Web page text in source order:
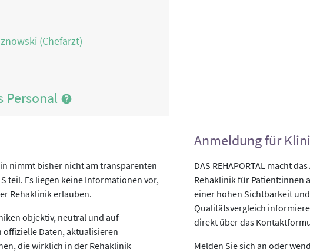
(Chefarzt)
Personal
nimmt bisher nicht am transparenten
teil. Es liegen keine Informationen vor,
Rehaklinik erlauben.
objektiv, neutral und auf
offizielle Daten, aktualisieren
die wirklich in der Rehaklinik
Anmeldung für
DAS REHAPORTAL macht
Rehaklinik für Patient:innen
einer hohen Sichtbarkeit
Qualitätsvergleich
direkt über das
Melden Sie sich an oder